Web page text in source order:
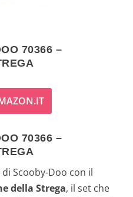
70366 –
70366 –
Scooby-Doo con il
della Strega, il set che